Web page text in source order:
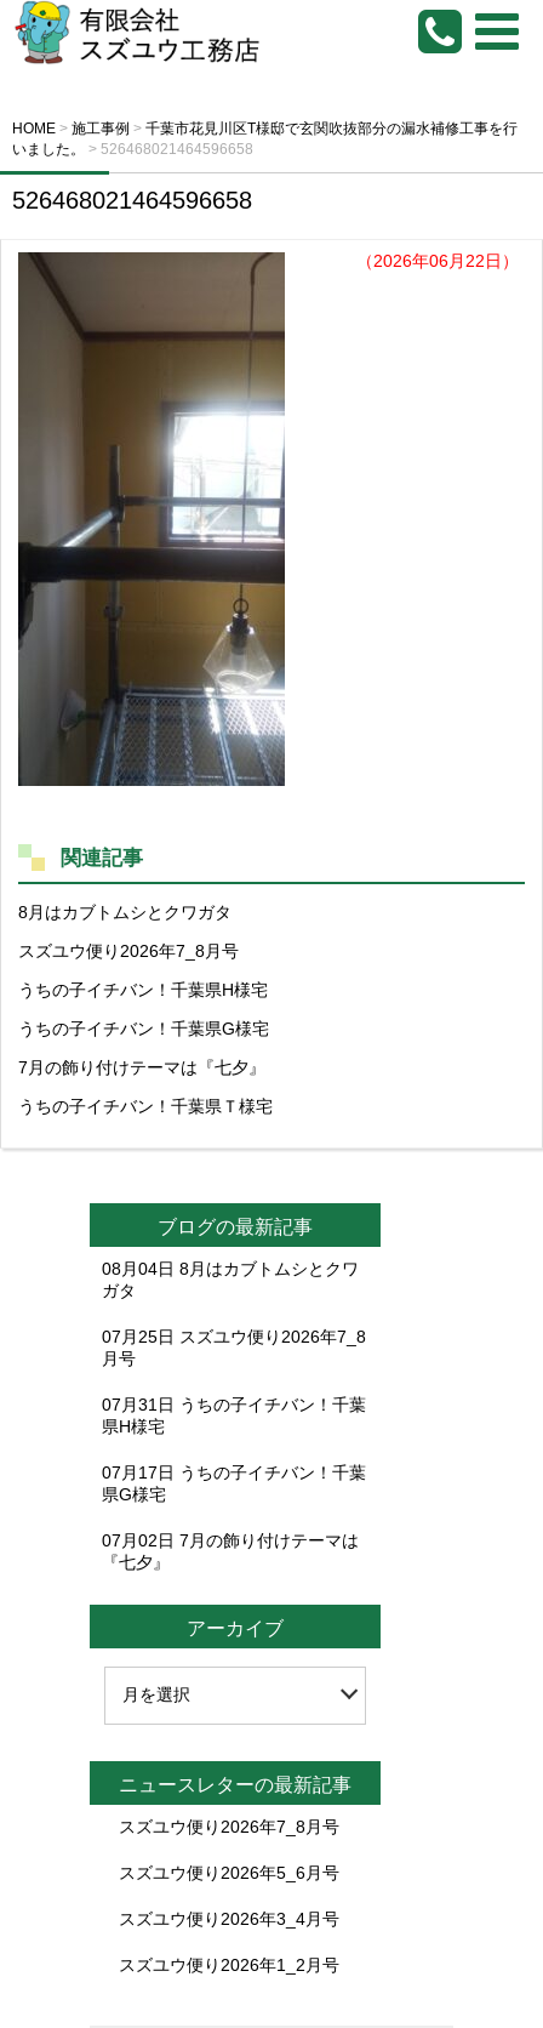
HOME > 施工事例 > 千葉市花見川区T様邸で玄関吹抜部分の漏水補修工事を行
いました。
> 526468021464596658
526468021464596658
（2026年06月22日）
関連記事
8月はカブトムシとクワガタ
スズユウ便り2026年7_8月号
うちの子イチバン！千葉県H様宅
うちの子イチバン！千葉県G様宅
7月の飾り付けテーマは『七夕』
うちの子イチバン！千葉県Ｔ様宅
ブログの最新記事
08月04日 8月はカブトムシとクワ
ガタ
07月25日 スズユウ便り2026年7_8
月号
07月31日 うちの子イチバン！千葉
県H様宅
07月17日 うちの子イチバン！千葉
県G様宅
07月02日 7月の飾り付けテーマは
『七夕』
アーカイブ
ニュースレターの最新記事
スズユウ便り2026年7_8月号
スズユウ便り2026年5_6月号
スズユウ便り2026年3_4月号
スズユウ便り2026年1_2月号